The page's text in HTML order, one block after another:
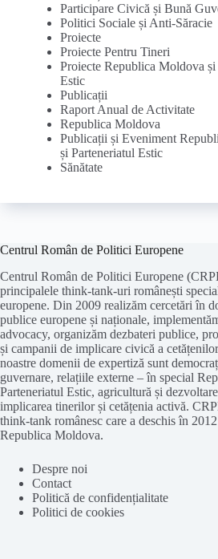
Participare Civică și Bună
Politici Sociale și Anti-Săracie
Proiecte
Proiecte Pentru Tineri
Proiecte Republica Moldova și
Estic
Publicații
Raport Anual de Activitate
Republica Moldova
Publicații și Eveniment
și Parteneriatul Estic
Sănătate
Centrul Român de Politici Europene
Centrul Român de Politici Europene
principalele think-tank-uri românești
europene. Din 2009 realizăm cercetări în
publice europene și naționale,
advocacy, organizăm dezbateri publice,
și campanii de implicare civică a
noastre domenii de expertiză sunt
guvernare, relațiile externe – în special
Parteneriatul Estic, agricultură și
implicarea tinerilor și cetățenia activă.
think-tank românesc care a deschis în
Republica Moldova.
Despre noi
Contact
Politică de confidențialitate
Politici de cookies